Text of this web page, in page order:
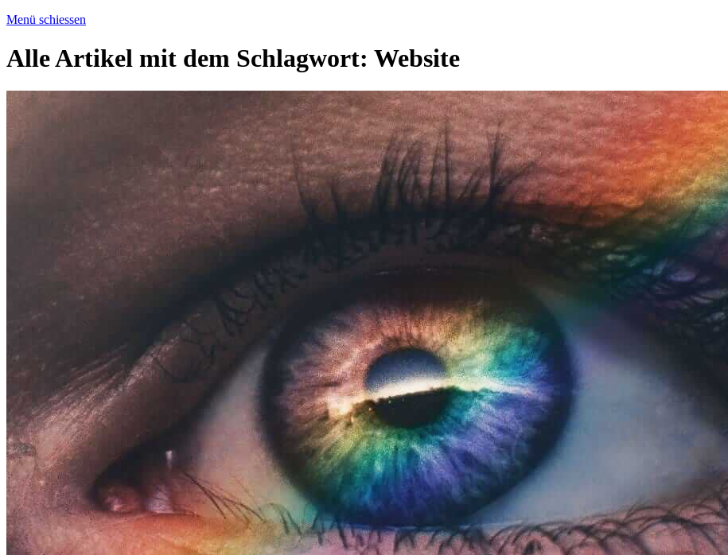
Menü schiessen
Alle Artikel mit dem Schlagwort: Website